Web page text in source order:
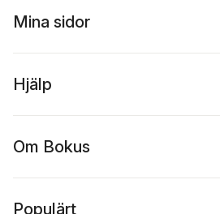
Mina sidor
Hjälp
Om Bokus
Populärt